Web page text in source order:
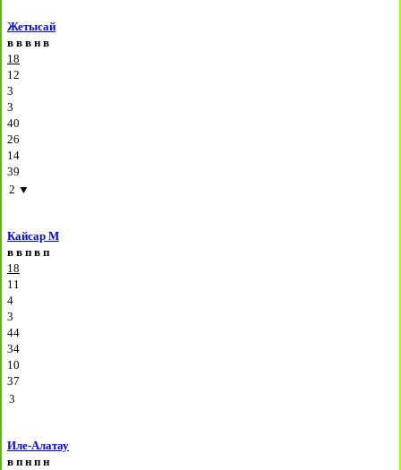
Жетысай
в в в н в
18
12
3
3
40
26
14
39
2 ▼
Кайсар М
в в п в п
18
11
4
3
44
34
10
37
3
Иле-Алатау
в п н п н